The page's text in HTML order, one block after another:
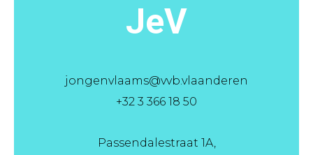
JeV
jongenvlaams@vvb.vlaanderen
+32 3 366 18 50
Passendalestraat 1A,